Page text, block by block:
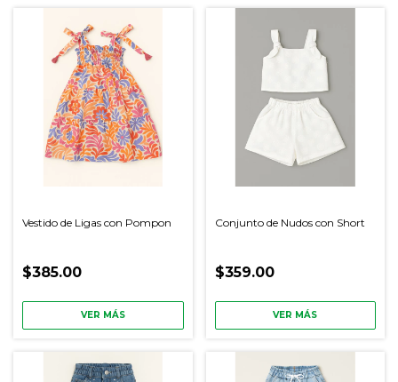
Vestido de Ligas con Pompon
$385.00
VER MÁS
Conjunto de Nudos con Short
$359.00
VER MÁS